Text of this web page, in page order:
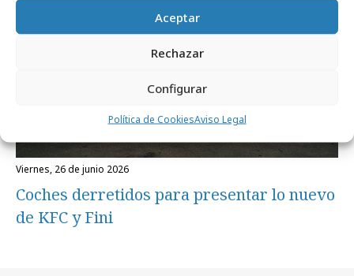
Aceptar
Rechazar
Configurar
Política de CookiesAviso Legal
viernes, 26 de junio 2026
Coches derretidos para presentar lo nuevo
de KFC y Fini